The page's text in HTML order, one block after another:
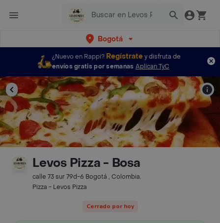
Bogotá
¿Nuevo en Rappi? Regístratey disfruta de
envíos gratis por semanas Aplican TyC
Levos Pizza - Bosa
calle 73 sur 79d-6 Bogotá , Colombia.
Pizza - Levos Pizza
Cerrado por hoy